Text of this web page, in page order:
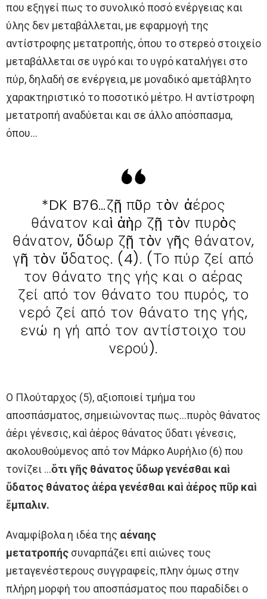
που εξηγεί πως το συνολικό ποσό ενέργειας και
ύλης δεν μεταβάλλεται, με εφαρμογή της
αντίστροφης μετατροπής, όπου το στερεό στοιχείο
μεταβάλλεται σε υγρό και το υγρό καταλήγει στο
πύρ, δηλαδή σε ενέργεια, με μοναδικό αμετάβλητο
χαρακτηριστικό το ποσοτικό μέτρο. Η αντίστροφη
μετατροπή αναδύεται και σε άλλο απόσπασμα,
όπου…
*DK B76…ζῇ πῦρ τὸν ἀέρος
θάνατον καὶ ἀὴρ ζῇ τὸν πυρὸς
θάνατον, ὕδωρ ζῇ τὸν γῆς θάνατον,
γῆ τὸν ὕδατος. (4). (Το πύρ ζεί από
τον θάνατο της γής και ο αέρας
ζεί από τον θάνατο του πυρός, το
νερό ζεί από τον θάνατο της γής,
ενώ η γή από τον αντίστοιχο του
νερού).
Ο Πλούταρχος (5), αξιοποιεί τμήμα του
αποσπάσματος, σημειώνοντας πως…πυρὸς θάνατος
ἀέρι γένεσις, καὶ ἀέρος θάνατος ὕδατι γένεσις,
ακολουθούμενος από τον Μάρκο Αυρήλιο (6) που
τονίζει …ὅτι γῆς θάνατος ὕδωρ γενέσθαι καὶ
ὕδατος θάνατος ἀέρα γενέσθαι καὶ ἀέρος πῦρ καὶ
ἔμπαλιν.
Αναμφίβολα η ιδέα της αέναης
μετατροπής συναρπάζει επί αιώνες τους
μεταγενέστερους συγγραφείς, πλην όμως στην
πλήρη μορφή του αποσπάσματος που παραδίδει ο